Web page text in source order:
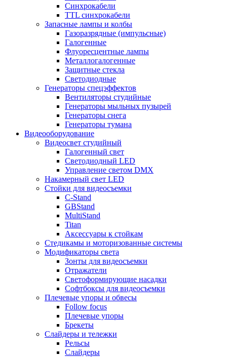
Синхрокабели
TTL синхрокабели
Запасные лампы и колбы
Газоразрядные (импульсные)
Галогенные
Флуоресцентные лампы
Металлогалогенные
Защитные стекла
Светодиодные
Генераторы спецэффектов
Вентиляторы студийные
Генераторы мыльных пузырей
Генераторы снега
Генераторы тумана
Видеооборудование
Видеосвет студийный
Галогенный свет
Светодиодный LED
Управление светом DMX
Накамерный свет LED
Стойки для видеосъемки
C-Stand
GBStand
MultiStand
Titan
Аксессуары к стойкам
Стедикамы и моторизованные системы
Модификаторы света
Зонты для видеосъемки
Отражатели
Светоформирующие насадки
Софтбоксы для видеосъемки
Плечевые упоры и обвесы
Follow focus
Плечевые упоры
Брекеты
Слайдеры и тележки
Рельсы
Слайдеры